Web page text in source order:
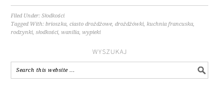
Filed Under:Słodkości
Tagged With:brioszka,ciasto drożdżowe,drożdżówki,kuchnia francuska,
rodzynki,słodkości,wanilia,wypieki
WYSZUKAJ